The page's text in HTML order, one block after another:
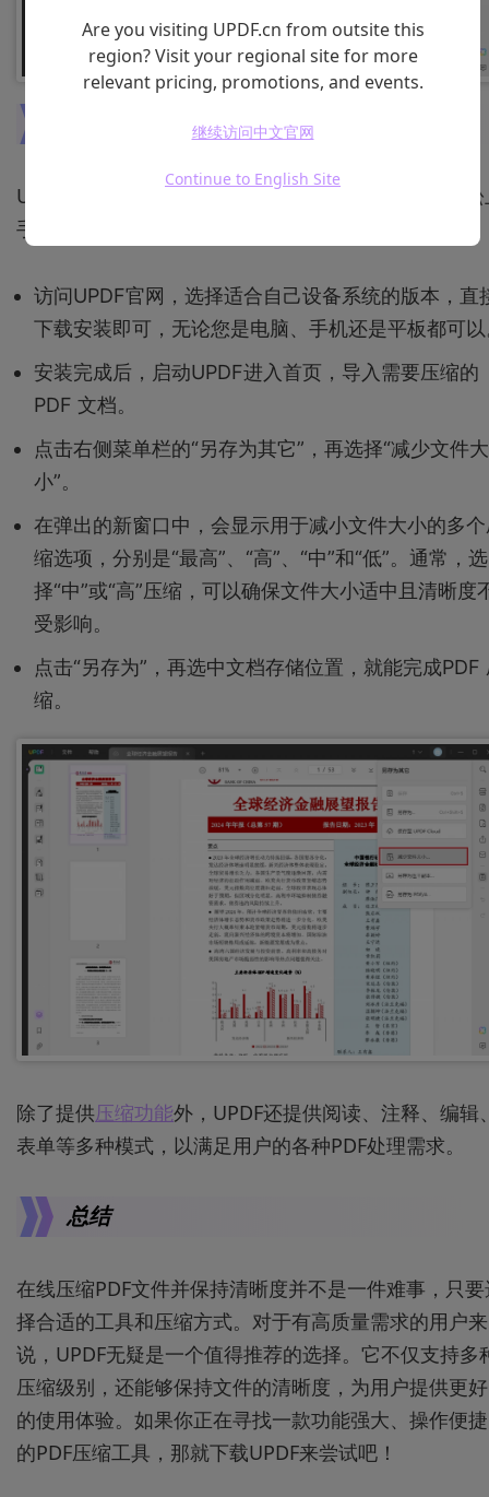
Are you visiting UPDF.cn from outsite this
region? Visit your regional site for more
relevant pricing, promotions, and events.
继续访问中文官网
Continue to English Site
4.使用UPDF在线压缩PDF文件的步骤
UPDF 的操作界面简洁直观，即使是新手用户也能轻
手。以下是使用UPDF压缩PDF文件的步骤：
访问UPDF官网，选择适合自己设备系统的版本，直
下载安装即可，无论您是电脑、手机还是平板都可
安装完成后，启动UPDF进入首页，导入需要压缩的
PDF 文档。
点击右侧菜单栏的“另存为其它”，再选择“减少文件大
小”。
在弹出的新窗口中，会显示用于减小文件大小的多
缩选项，分别是“最高”、“高”、“中”和“低”。通常，选
择“中”或“高”压缩，可以确保文件大小适中且清晰度
受影响。
点击“另存为”，再选中文档存储位置，就能完成PDF
缩。
除了提供压缩功能外，UPDF还提供阅读、注释、编辑
表单等多种模式，以满足用户的各种PDF处理需求。
总结
在线压缩PDF文件并保持清晰度并不是一件难事，只
择合适的工具和压缩方式。对于有高质量需求的用户来
说，UPDF无疑是一个值得推荐的选择。它不仅支持多
压缩级别，还能够保持文件的清晰度，为用户提供更好
的使用体验。如果你正在寻找一款功能强大、操作便捷
的PDF压缩工具，那就下载UPDF来尝试吧！